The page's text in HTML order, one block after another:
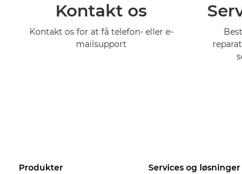
Kontakt os
Kontakt os for at få telefon- eller e-
mailsupport
Produkter Services og løsninger